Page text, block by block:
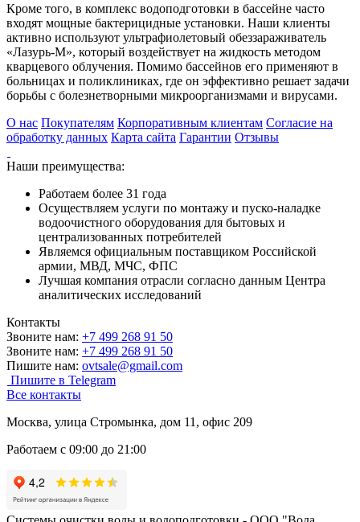
Кроме того, в комплекс водоподготовки в бассейне часто
входят мощные бактерицидные установки. Наши клиенты
активно используют ультрафиолетовый обеззараживатель
«Лазурь-М», который воздействует на жидкость методом
кварцевого облучения. Помимо бассейнов его применяют в
больницах и поликлиниках, где он эффективно решает задачи
борьбы с болезнетворными микроорганизмами и вирусами.
О нас Покупателям Корпоративным клиентам Согласие на
обработку данных Карта сайта Гарантии Отзывы
Наши преимущества:
Работаем более 31 года
Осуществляем услуги по монтажу и пуско-наладке
водоочистного оборудования для бытовых и
централизованных потребителей
Являемся официальным поставщиком Российской
армии, МВД, МЧС, ФПС
Лучшая компания отрасли согласно данным Центра
аналитических исследований
Контакты
Звоните нам: +7 499 268 91 50
Звоните нам: +7 499 268 91 50
Пишите нам: ovtsale@gmail.com
Пишите в Telegram
Все контакты
Москва, улица Стромынка, дом 11, офис 209
Работаем с 09:00 до 21:00